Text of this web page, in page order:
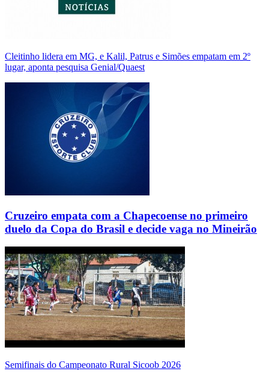
Cleitinho lidera em MG, e Kalil, Patrus e Simões empatam em 2º
lugar, aponta pesquisa Genial/Quaest
Cruzeiro empata com a Chapecoense no primeiro
duelo da Copa do Brasil e decide vaga no Mineirão
Semifinais do Campeonato Rural Sicoob 2026